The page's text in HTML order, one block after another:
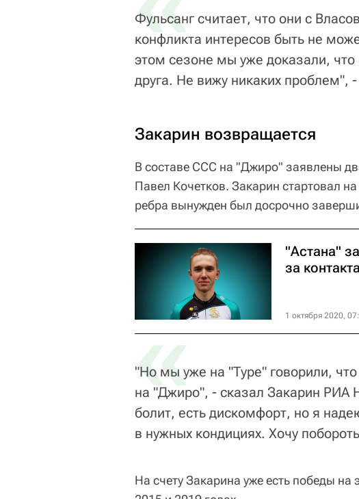
Фульсанг считает, что они с
конфликта интересов быть не
этом сезоне мы уже доказали,
друга. Не вижу никаких проблем",
Закарин возвращается
В составе ССС на "Джиро" заявлены
Павел Кочетков. Закарин стартовал
ребра вынужден был досрочно
"Астана"
за
1 октября 2020,
«
"Но мы уже на "Туре" говорили, что
на "Джиро", - сказал Закарин РИА
болит, есть дискомфорт, но я
в нужных кондициях. Хочу
На счету Закарина уже есть победы